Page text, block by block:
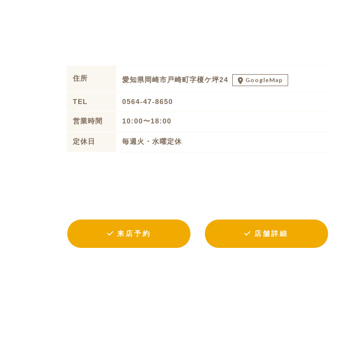
住所 愛知県岡崎市戸崎町字榎ケ坪24 GoogleMap
TEL 0564-47-8650
営業時間 10:00〜18:00
定休日 毎週火・水曜定休
来店予約 店舗詳細